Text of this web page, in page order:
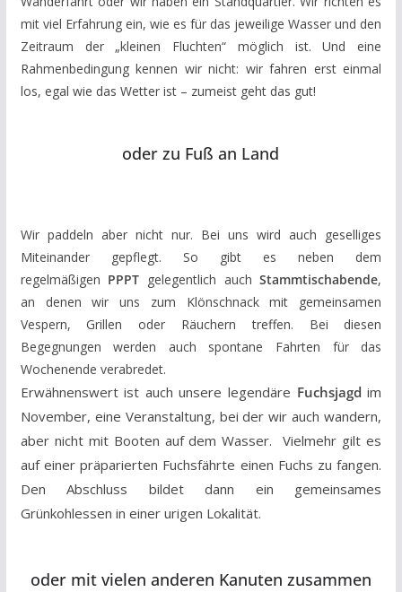
mit viel Erfahrung ein, wie es für das jeweilige Wasser und den
Zeitraum der „kleinen Fluchten“ möglich ist. Und eine
Rahmenbedingung kennen wir nicht: wir fahren erst einmal
los, egal wie das Wetter ist – zumeist geht das gut!
oder zu Fuß an Land
Wir paddeln aber nicht nur. Bei uns wird auch geselliges
Miteinander gepflegt. So gibt es neben dem
regelmäßigen PPPT gelegentlich auchStammtischabende,
an denen wir uns zum Klönschnack mit gemeinsamen
Vespern, Grillen oder Räuchern treffen. Bei diesen
Begegnungen werden auch spontane Fahrten für das
Wochenende verabredet.
Erwähnenswert ist auch unsere legendäre Fuchsjagd im
November, eine Veranstaltung, bei der wir auch wandern,
aber nicht mit Booten auf dem Wasser. Vielmehr gilt es
auf einer präparierten Fuchsfährte einen Fuchs zu fangen.
Den Abschluss bildet dann ein gemeinsames
Grünkohlessen in einer urigen Lokalität.
oder mit vielen anderen Kanuten zusammen